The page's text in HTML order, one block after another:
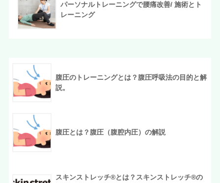
パーソナルトレーニングで腰痛改善/ 施術とト
レーニング
腹圧のトレーニングとは？腹圧呼吸法の目的と解
説。
腹圧とは？腹圧（腹腔内圧）の解説
スキンストレッチ®︎とは？スキンストレッチ®︎の